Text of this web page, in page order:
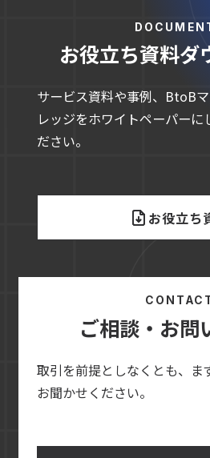
お役立ち資料ダ
サービス資料や事例、BtoB
レッジをホワイトペーパーに
ださい。
お役立ち
ご相談・お問
取引を前提としなくとも、ま
お聞かせください。